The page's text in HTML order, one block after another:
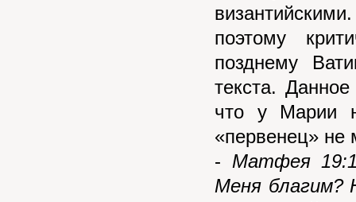
поэтому
позднему
текста.
что у Марии
«первенец» не
- Матфея
Меня благим?